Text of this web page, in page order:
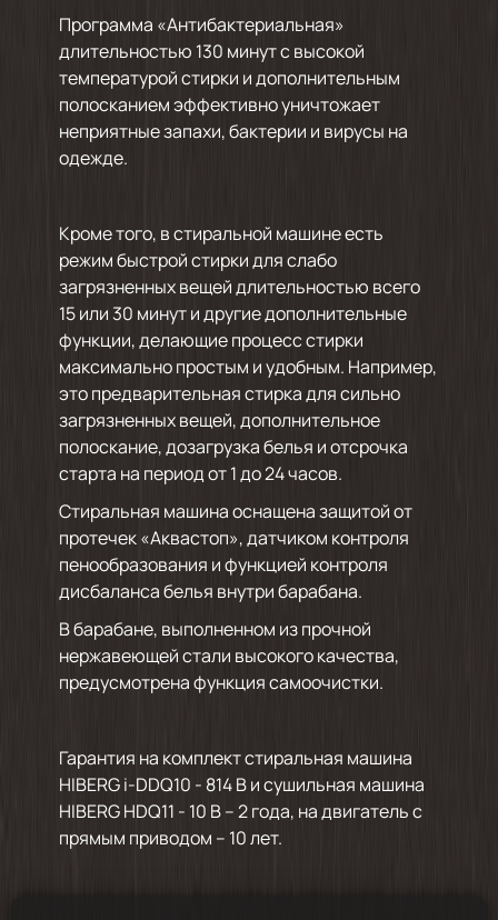
Программа «Антибактериальная»
длительностью 130 минут с высокой
температурой стирки и дополнительным
полосканием эффективно уничтожает
неприятные запахи, бактерии и вирусы на
одежде.
Кроме того, в стиральной машине есть
режим быстрой стирки для слабо
загрязненных вещей длительностью всего
15 или 30 минут и другие дополнительные
функции, делающие процесс стирки
максимально простым и удобным. Например,
это предварительная стирка для сильно
загрязненных вещей, дополнительное
полоскание, дозагрузка белья и отсрочка
старта на период от 1 до 24 часов.
Стиральная машина оснащена защитой от
протечек «Аквастоп», датчиком контроля
пенообразования и функцией контроля
дисбаланса белья внутри барабана.
В барабане, выполненном из прочной
нержавеющей стали высокого качества,
предусмотрена функция самоочистки.
Гарантия на комплект стиральная машина
HIBERG i-DDQ10 - 814 B и сушильная машина
HIBERG HDQ11 - 10 B – 2 года, на двигатель с
прямым приводом – 10 лет.